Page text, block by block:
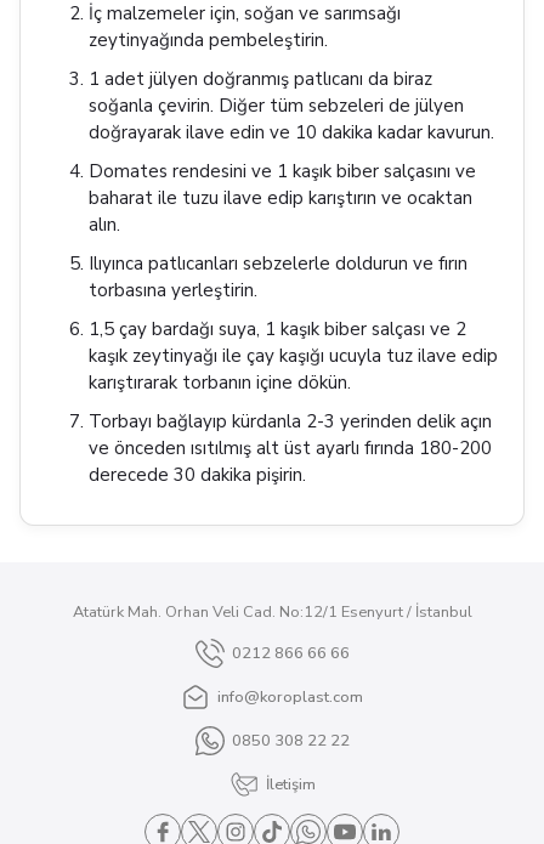
İç malzemeler için, soğan ve sarımsağı
zeytinyağında pembeleştirin.
1 adet jülyen doğranmış patlıcanı da biraz
soğanla çevirin. Diğer tüm sebzeleri de jülyen
doğrayarak ilave edin ve 10 dakika kadar kavurun.
Domates rendesini ve 1 kaşık biber salçasını ve
baharat ile tuzu ilave edip karıştırın ve ocaktan
alın.
Ilıyınca patlıcanları sebzelerle doldurun ve fırın
torbasına yerleştirin.
1,5 çay bardağı suya, 1 kaşık biber salçası ve 2
kaşık zeytinyağı ile çay kaşığı ucuyla tuz ilave edip
karıştırarak torbanın içine dökün.
Torbayı bağlayıp kürdanla 2-3 yerinden delik açın
ve önceden ısıtılmış alt üst ayarlı fırında 180-200
derecede 30 dakika pişirin.
Atatürk Mah. Orhan Veli Cad. No:12/1 Esenyurt / İstanbul
0212 866 66 66
info@koroplast.com
0850 308 22 22
İletişim